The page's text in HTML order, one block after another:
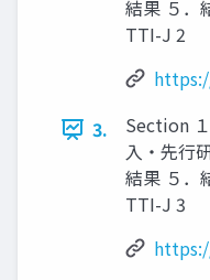
結果 ５．
TTI-J 2
3.
Section
入・先行
結果 ５．
TTI-J 3